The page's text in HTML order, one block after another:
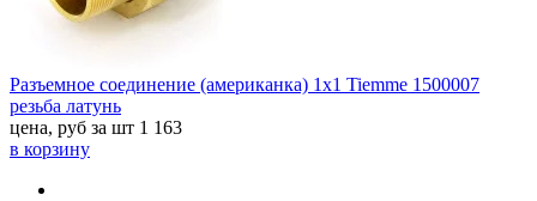
Разъемное соединение (американка) 1х1 Tiemme 1500007
резьба латунь
цена, руб за шт 1 163
в корзину